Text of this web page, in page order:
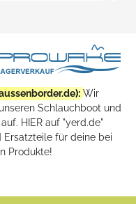
): Wir
Schlauchboot und
HIER auf "yerd.de"
für deine bei
Produkte!